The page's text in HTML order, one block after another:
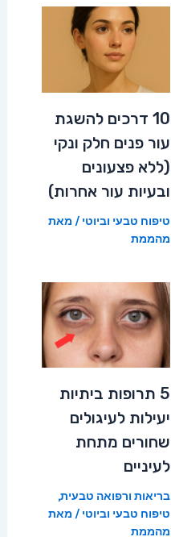
10 דרכים להשגת
עור פנים חלק ונקי
(ללא פצעונים
ובעיות עור אחרות)
טיפוח טבעי וביוטי / מאת
מהממת
5 תרופות ביתיות
יעילות לעיגולים
שחורים מתחת
לעיניים
בריאות ורפואה טבעית,
טיפוח טבעי וביוטי / מאת
מהממת